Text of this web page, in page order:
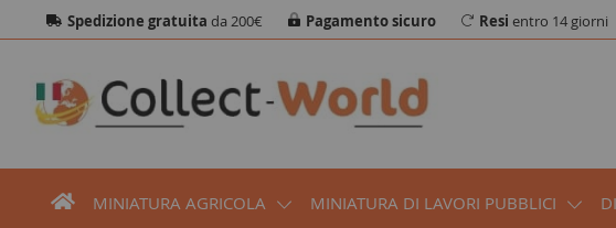
Spedizione gratuita da 200€ Pagamento sicuro Resi entro 14 giorni
MINIATURA AGRICOLA MINIATURA DI LAVORI PUBBLICI